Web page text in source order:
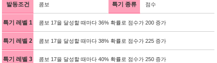
발동조건 콤보 특기 종류 점수
특기 레벨 1 콤보 17을 달성할 때마다 36% 확률로 점수가 200 증가
특기 레벨 2 콤보 17을 달성할 때마다 38% 확률로 점수가 225 증가
특기 레벨 3 콤보 17을 달성할 때마다 40% 확률로 점수가 250 증가